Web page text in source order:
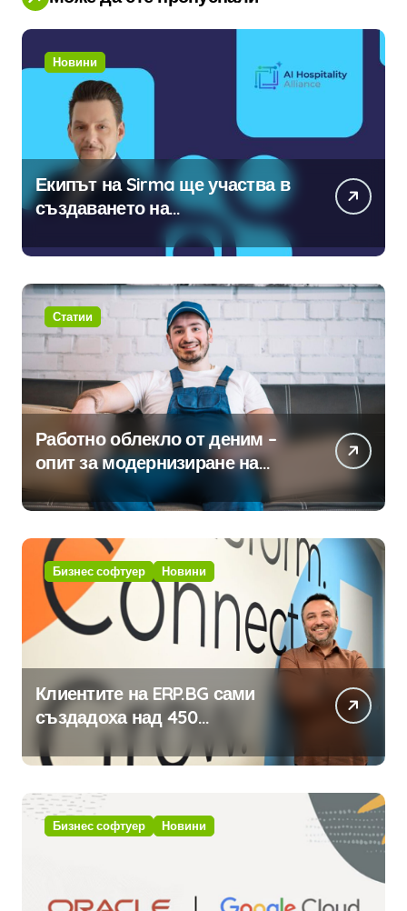
Новини
Екипът на Sirma ще участва в
създаването на
международните стандарти за
навлизане на изкуствен
интелект в хотелиерството
Статии
Работно облекло от деним –
опит за модернизиране на
традицията
Бизнес софтуер Новини
Клиентите на ERP.BG сами
създадоха над 450
приложения за ERP системата
с помощта на вградения в нея
изкуствен интелект
Бизнес софтуер Новини